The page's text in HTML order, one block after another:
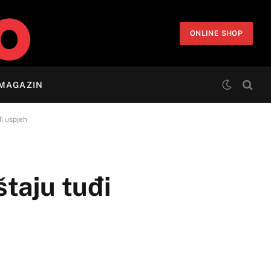
ONLINE SHOP
uspjeh
tuđi